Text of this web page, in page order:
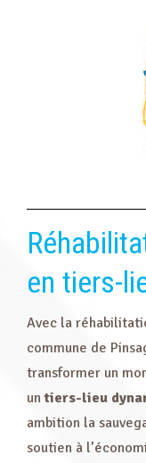
en tiers-
Avec la
commune de
transformer un
untiers-lieu
ambition la
soutien à